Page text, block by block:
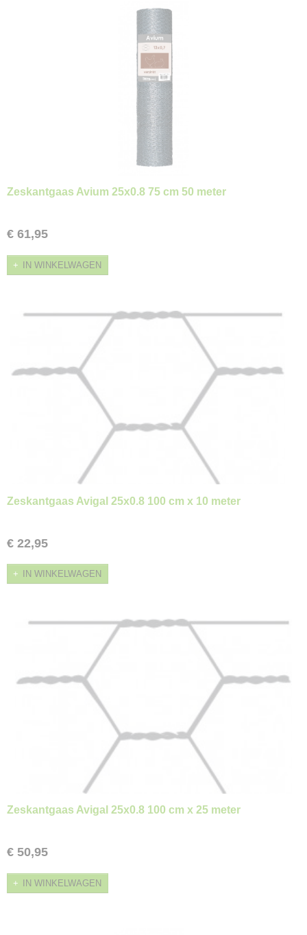
Zeskantgaas Avium 25x0.8 75 cm 50 meter
€ 61,95
IN WINKELWAGEN
Zeskantgaas Avigal 25x0.8 100 cm x 10 meter
€ 22,95
IN WINKELWAGEN
Zeskantgaas Avigal 25x0.8 100 cm x 25 meter
€ 50,95
IN WINKELWAGEN